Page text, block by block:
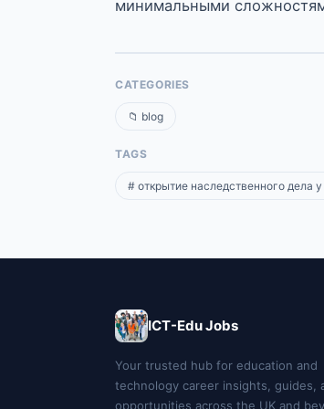
минимальными
CATEGORIES
📁 blog
TAGS
# открытие наследственного дела
ICT-Edu Jobs
Your trusted hub for education and
technology career insights, guides,
opportunities across the UK and